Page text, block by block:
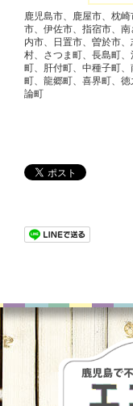
鹿児島市、鹿屋市、枕
市、伊佐市、指宿市、
内市、日置市、曽於市
村、さつま町、長島町
町、肝付町、中種子町
町、龍郷町、喜界町、
論町